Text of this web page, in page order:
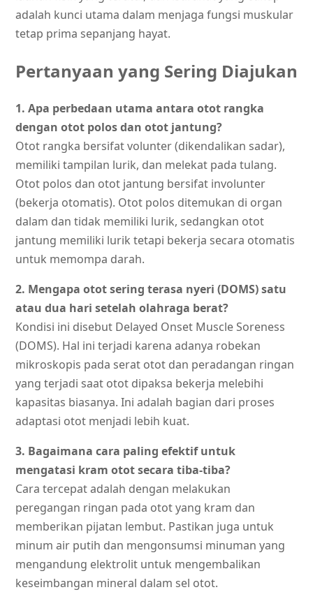
adalah kunci utama dalam menjaga fungsi muskular
tetap prima sepanjang hayat.
Pertanyaan yang Sering Diajukan
1. Apa perbedaan utama antara otot rangka
dengan otot polos dan otot jantung?
Otot rangka bersifat volunter (dikendalikan sadar),
memiliki tampilan lurik, dan melekat pada tulang.
Otot polos dan otot jantung bersifat involunter
(bekerja otomatis). Otot polos ditemukan di organ
dalam dan tidak memiliki lurik, sedangkan otot
jantung memiliki lurik tetapi bekerja secara otomatis
untuk memompa darah.
2. Mengapa otot sering terasa nyeri (DOMS) satu
atau dua hari setelah olahraga berat?
Kondisi ini disebut Delayed Onset Muscle Soreness
(DOMS). Hal ini terjadi karena adanya robekan
mikroskopis pada serat otot dan peradangan ringan
yang terjadi saat otot dipaksa bekerja melebihi
kapasitas biasanya. Ini adalah bagian dari proses
adaptasi otot menjadi lebih kuat.
3. Bagaimana cara paling efektif untuk
mengatasi kram otot secara tiba-tiba?
Cara tercepat adalah dengan melakukan
peregangan ringan pada otot yang kram dan
memberikan pijatan lembut. Pastikan juga untuk
minum air putih dan mengonsumsi minuman yang
mengandung elektrolit untuk mengembalikan
keseimbangan mineral dalam sel otot.